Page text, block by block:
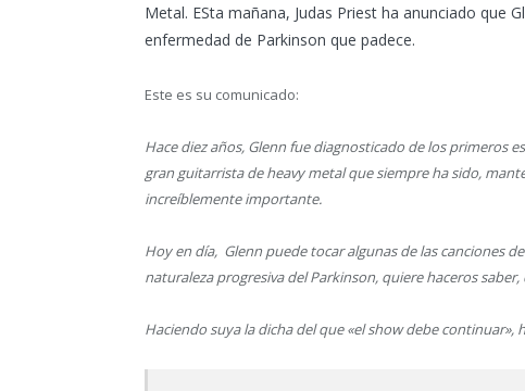
Metal. ESta mañana, Judas Priest ha anunciado que
enfermedad de Parkinson que padece.
Este es su comunicado:
Hace diez años, Glenn fue diagnosticado de los primeros
gran guitarrista de heavy metal que siempre ha sido,
increíblemente importante.
Hoy en día, Glenn puede tocar algunas de las canciones
naturaleza progresiva del Parkinson, quiere haceros
Haciendo suya la dicha del que «el show debe continuar»,